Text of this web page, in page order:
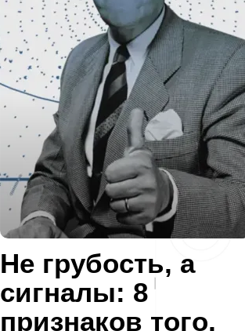
Не грубость, а
сигналы: 8
признаков того,